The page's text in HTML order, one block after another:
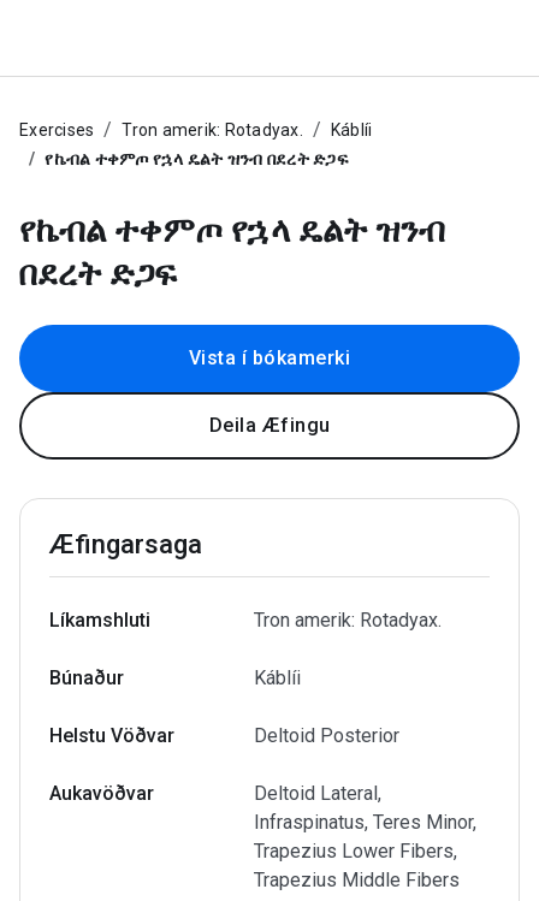
Exercises Tron amerik: Rotadyax.
Káblíi
የኬብል ተቀምጦ የኋላ ዴልት ዝንብ በደረት ድጋፍ
የኬብል ተቀምጦ የኋላ ዴልት ዝንብ
በደረት ድጋፍ
Vista í bókamerki
Deila Æfingu
Æfingarsaga
Líkamshluti Tron amerik: Rotadyax.
Búnaður Káblíi
Helstu Vöðvar Deltoid Posterior
Aukavöðvar
Deltoid Lateral,
Infraspinatus, Teres Minor,
Trapezius Lower Fibers,
Trapezius Middle Fibers